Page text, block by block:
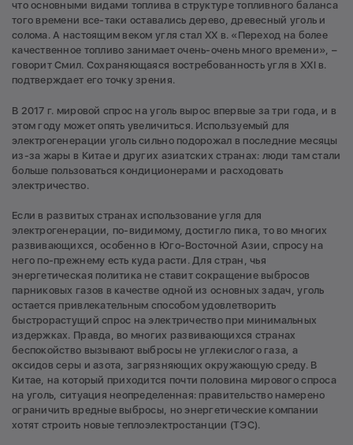
что основными видами топлива в структуре топливного баланса
того времени все-таки оставались дерево, древесный уголь и
солома. А настоящим веком угля стал XX в. «Переход на более
качественное топливо занимает очень-очень много времени», –
говорит Смил. Сохраняющаяся востребованность угля в XXI в.
подтверждает его точку зрения.
В 2017 г. мировой спрос на уголь вырос впервые за три года, и в
этом году может опять увеличиться. Используемый для
электрогенерации уголь сильно подорожал в последние месяцы
из-за жары в Китае и других азиатских странах: люди там стали
больше пользоваться кондиционерами и расходовать
электричество.
Если в развитых странах использование угля для
электрогенерации, по-видимому, достигло пика, то во многих
развивающихся, особенно в Юго-Восточной Азии, спросу на
него по-прежнему есть куда расти. Для стран, чья
энергетическая политика не ставит сокращение выбросов
парниковых газов в качестве одной из основных задач, уголь
остается привлекательным способом удовлетворить
быстрорастущий спрос на электричество при минимальных
издержках. Правда, во многих развивающихся странах
беспокойство вызывают выбросы не углекислого газа, а
оксидов серы и азота, загрязняющих окружающую среду. В
Китае, на который приходится почти половина мирового спроса
на уголь, ситуация неопределенная: правительство намерено
ограничить вредные выбросы, но энергетические компании
хотят строить новые теплоэлектростанции (ТЭС).